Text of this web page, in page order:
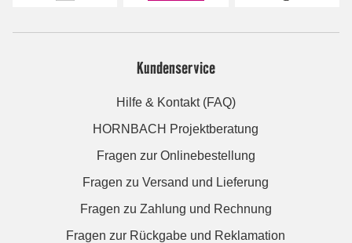
Kundenservice
Hilfe & Kontakt (FAQ)
HORNBACH Projektberatung
Fragen zur Onlinebestellung
Fragen zu Versand und Lieferung
Fragen zu Zahlung und Rechnung
Fragen zur Rückgabe und Reklamation